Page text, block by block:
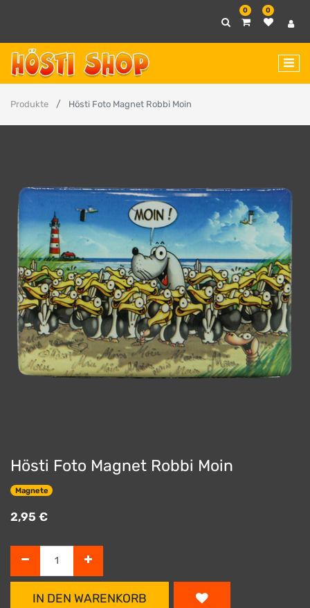
0 0
Produkte Hösti Foto Magnet Robbi Moin
Hösti Foto Magnet Robbi Moin
Magnete
2,95 €
IN DEN WARENKORB